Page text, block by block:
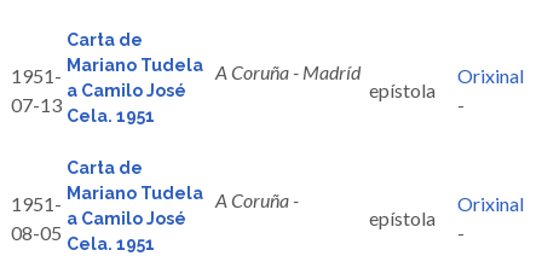
1951-
07-13
Carta de
Mariano Tudela
a Camilo José
Cela. 1951
A Coruña - Madríd
epístola
Orixinal
-
1951-
08-05
Carta de
Mariano Tudela
a Camilo José
Cela. 1951
A Coruña -
epístola
Orixinal
-